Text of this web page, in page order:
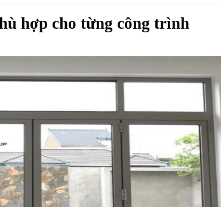
hợp cho từng công trình